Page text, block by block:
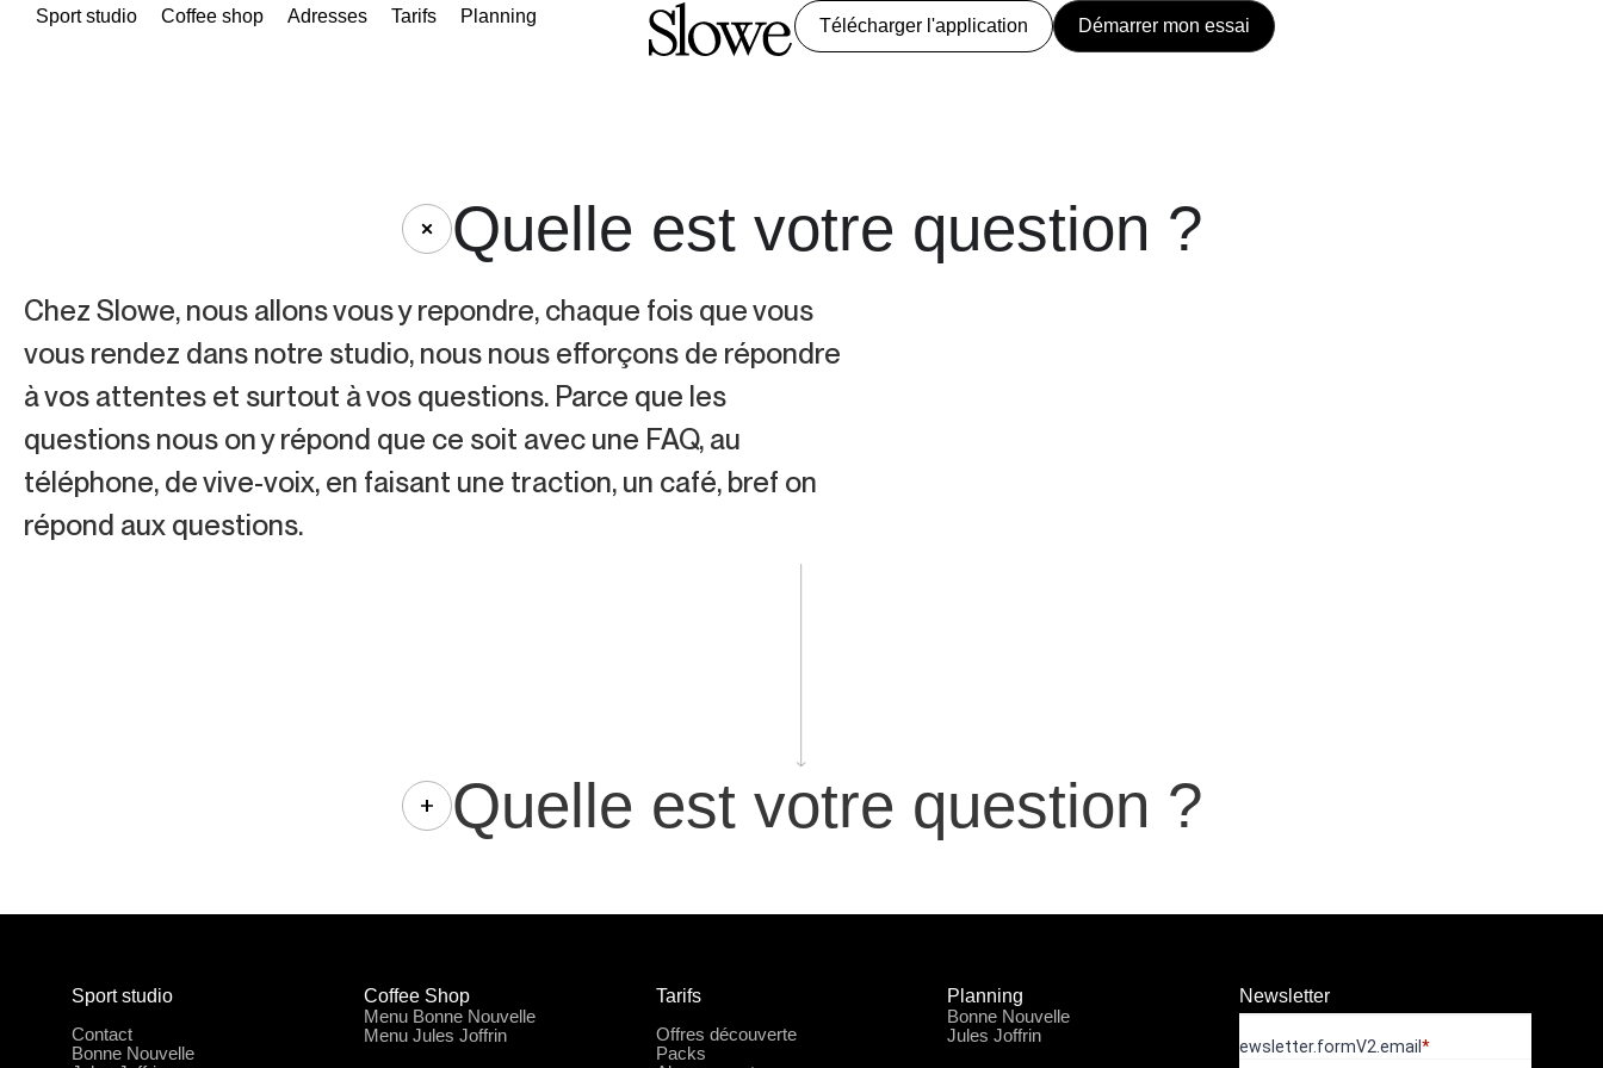
Sport studio Coffee shop Adresses Tarifs Planning Télécharger l'application Démarrer mon essai
Quelle est votre question ?
Chez Slowe, nous allons vous y repondre, chaque fois que vous
vous rendez dans notre studio, nous nous efforçons de répondre
à vos attentes et surtout à vos questions. Parce que les
questions nous on y répond que ce soit avec une FAQ, au
téléphone, de vive-voix, en faisant une traction, un café, bref on
répond aux questions.
Quelle est votre question ?
Sport studio
Contact
Bonne Nouvelle
Coffee Shop
Menu Bonne Nouvelle
Menu Jules Joffrin
Tarifs
Offres découverte
Packs
Planning
Bonne Nouvelle
Jules Joffrin
Newsletter
newsletter.formV2.email*